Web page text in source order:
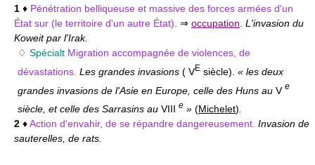
1 ♦ Pénétration belliqueuse et massive des forces armées d'un
État sur (le territoire d'un autre État). ⇒ occupation L'invasion du
Koweit par l'Irak.
♢ Spécialt Migration accompagnée de violences, de
dévastations. Les grandes invasions ( VE siècle). « les deux
grandes invasions de l'Asie en Europe, celle des Huns au V e
siècle, et celle des Sarrasins au VIII e » (Michelet)
2 ♦Action d'envahir, de se répandre dangereusement. Invasion de
sauterelles, de rats.